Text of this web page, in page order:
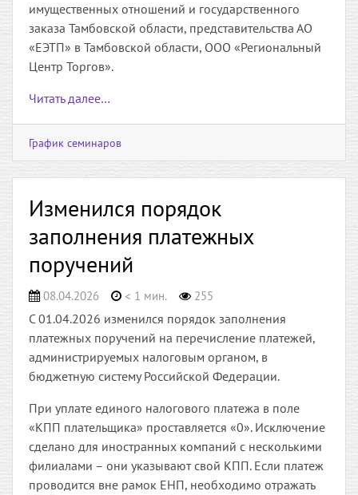
имущественных отношений и государственного
заказа Тамбовской области, представительства АО
«ЕЭТП» в Тамбовской области, ООО «Региональный
Центр Торгов».
Читать далее…
График семинаров
Изменился порядок
заполнения платежных
поручений
08.04.2026 < 1 мин. 255
С 01.04.2026 изменился порядок заполнения
платежных поручений на перечисление платежей,
администрируемых налоговым органом, в
бюджетную систему Российской Федерации.
При уплате единого налогового платежа в поле
«КПП плательщика» проставляется «0». Исключение
сделано для иностранных компаний с несколькими
филиалами – они указывают свой КПП. Если платеж
проводится вне рамок ЕНП, необходимо отражать